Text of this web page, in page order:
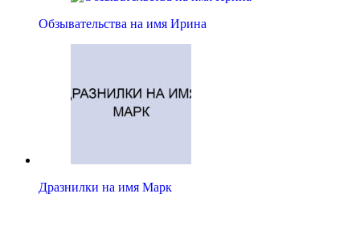
Обзывательства на имя Ирина
Дразнилки на имя Марк